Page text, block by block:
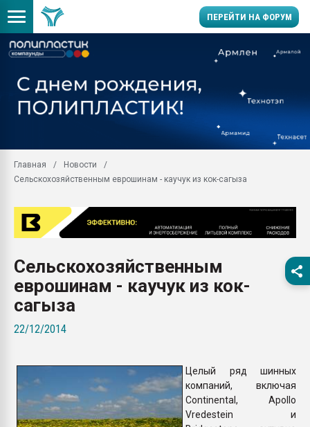
ПЕРЕЙТИ НА ФОРУМ
пластмасс
ситуацией на
Продам отходы
поликарбоната и АБС-
26.07.2022 "Сибирский
намного дороже
Главная
Новости
Сельскохозяйственным еврошинам - каучук из кок-сагыза
Сельскохозяйственным
еврошинам - каучук из кок-
сагыза
22/12/2014
Целый ряд шинных
компаний, включая
Continental, Apollo
Vredestein и